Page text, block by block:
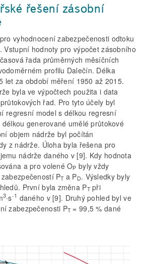
řešení zásobní
vyhodnocení zabezpečenosti odtoku
. Vstupní hodnoty pro výpočet zásobního
řada průměrných měsíčních
profilu Dalečín. Délka
let za období měření 1950 až 2015.
byla ve výpočtech použita i data
řad. Pro tyto účely byl
regresní model s délkou regresní
generované umělé průtokové
objem nádrže byl počítán
z nádrže. Úloha byla řešena pro
nádrže daného v [9]. Kdy hodnota
a pro volené OP byly vždy
PTa PD. Výsledky byly
První byla změna PTpři
3∙s-1 daného v [9]. Druhý pohled byl ve
zabezpečenosti PT= 99,5 % dané